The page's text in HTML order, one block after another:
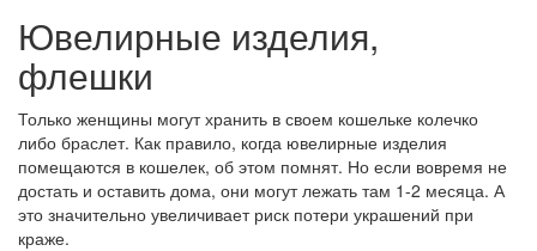
Ювелирные изделия,
флешки
Только женщины могут хранить в своем кошельке колечко
либо браслет. Как правило, когда ювелирные изделия
помещаются в кошелек, об этом помнят. Но если вовремя не
достать и оставить дома, они могут лежать там 1-2 месяца. А
это значительно увеличивает риск потери украшений при
краже.